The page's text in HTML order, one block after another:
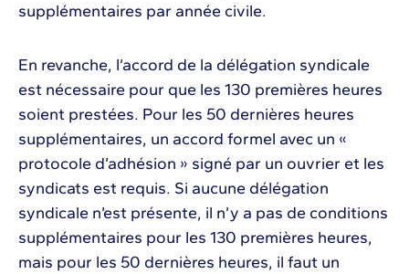
supplémentaires par année civile.
En revanche, l’accord de la délégation syndicale
est nécessaire pour que les 130 premières heures
soient prestées. Pour les 50 dernières heures
supplémentaires, un accord formel avec un «
protocole d’adhésion » signé par un ouvrier et les
syndicats est requis. Si aucune délégation
syndicale n’est présente, il n’y a pas de conditions
supplémentaires pour les 130 premières heures,
mais pour les 50 dernières heures, il faut un